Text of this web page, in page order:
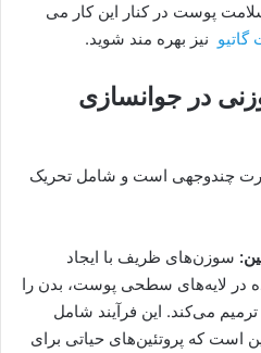
پوست در کنار این کار می
نیز بهره مند شوید.
در جوانسازی
چندوجهی است و شامل تحریک
سوزن‌های ظریف با ایجاد
در لایه‌های سطحی پوست، بدن را
ترمیم می‌کند. این فرآیند شامل
است که پروتئین‌های حیاتی برای